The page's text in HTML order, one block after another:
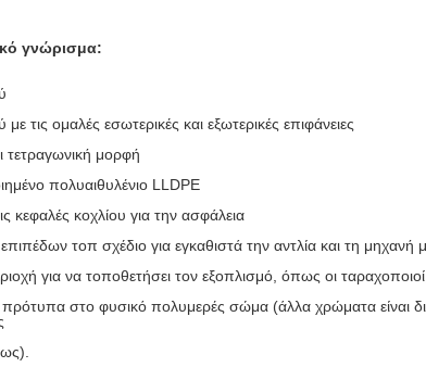
γνώρισμα:
τις ομαλές εσωτερικές και εξωτερικές επιφάνειες
τετραγωνική μορφή
πολυαιθυλένιο LLDPE
κεφαλές κοχλίου για την ασφάλεια
τοπ σχέδιο για εγκαθιστά την αντλία και τη μηχανή
για να τοποθετήσει τον εξοπλισμό, όπως οι ταραχοποιοί,
στο φυσικό πολυμερές σώμα (άλλα χρώματα είναι